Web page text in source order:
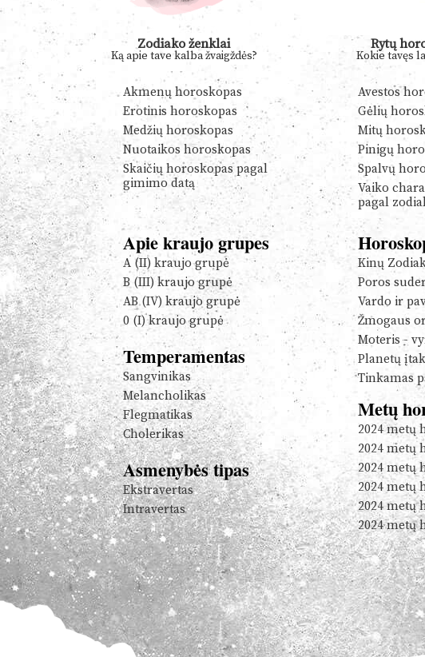
Zodiako ženklai
Ką apie tave kalba žvaigždės?
Rytų
Kokie tavęs
Akmenų horoskopas Avestos
Erotinis horoskopas
Gėlių
Medžių horoskopas
Mitų
Nuotaikos horoskopas
Pinigų
Skaičių horoskopas pagal
gimimo datą
Spalvų
Vaiko
pagal
Apie kraujo grupes
A (II) kraujo grupė
B (III) kraujo grupė
AB (IV) kraujo grupė
0 (I) kraujo grupė
Temperamentas
Sangvinikas
Melancholikas
Flegmatikas
Cholerikas
Asmenybės tipas
Ekstravertas
Intravertas
Kinų
Poros
Vardo ir
Žmogaus
Moteris -
Planetų
Tinkamas
Metų
2024 metų
2024 metų
2024 metų
2024 metų
2024 metų
2024 metų